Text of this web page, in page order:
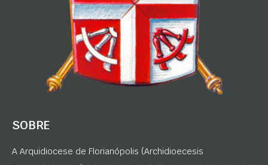
SOBRE
A Arquidiocese de Florianópolis (Archidioecesis